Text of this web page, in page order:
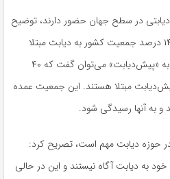
حدود ۶۰۰ میلیون دیابتی در سطح جهان حضور دارند، توضیح
داد: آمار و ارقام نشان می‌دهد که ۱۴ درصد جمعیت کشور به دیابت مبتلا
هستند و با احتساب جمعیت مبتلا به «پیش‌دیابت» می‌توان گفت که ۴۰
مبتلا هستند. این جمعیت عمده
و به آنها رسیدگی شود.
حوزه دیابت مهم است، تصریح کرد:
به دیابت آگاه نیستند و این در حالی